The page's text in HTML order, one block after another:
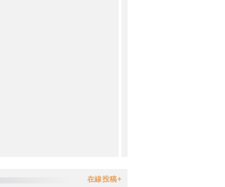
在線投稿+